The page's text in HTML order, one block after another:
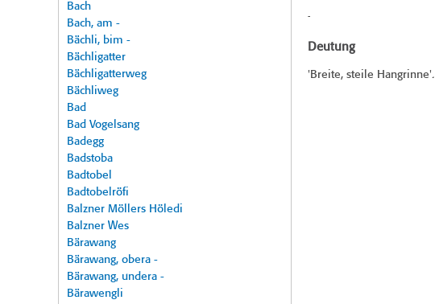
Bach
Bach, am -
Bächli, bim -
Bächligatter
Bächligatterweg
Bächliweg
Bad
Bad Vogelsang
Badegg
Badstoba
Badtobel
Badtobelröfi
Balzner Möllers Höledi
Balzner Wes
Bärawang
Bärawang, obera -
Bärawang, undera -
Bärawengli
-
Deutung
'Breite, steile Hangrinne'.